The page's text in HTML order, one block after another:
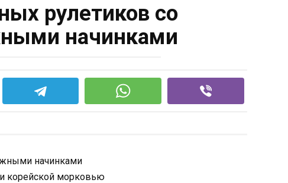
рулетиков со
начинками
корейской морковью